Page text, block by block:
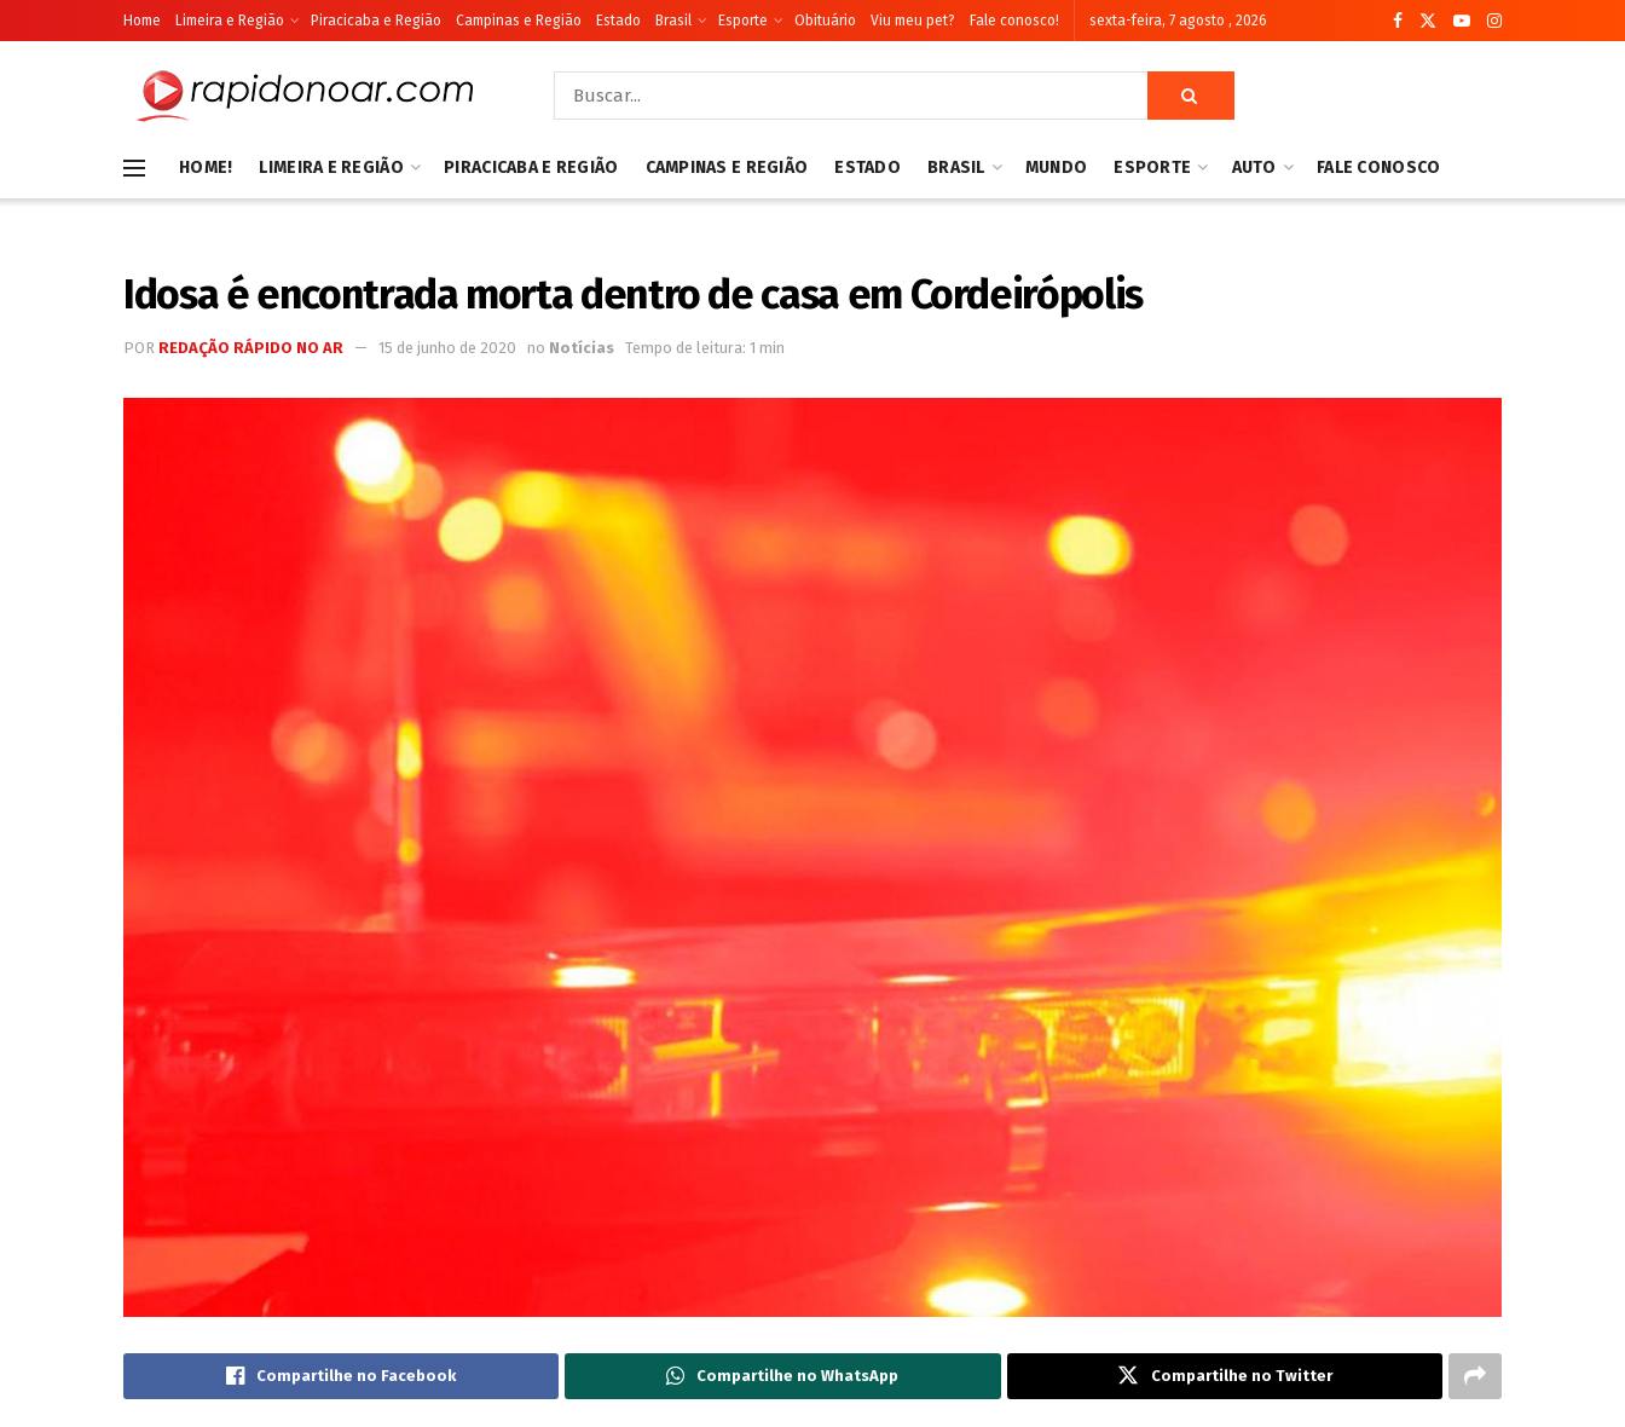
Home Limeira e Região Piracicaba e Região Campinas e Região Estado Brasil Esporte Obituário Viu meu pet? Fale conosco! sexta-feira, 7 agosto , 2026
HOME! LIMEIRA E REGIÃO PIRACICABA E REGIÃO CAMPINAS E REGIÃO ESTADO BRASIL MUNDO ESPORTE AUTO FALE CONOSCO
Idosa é encontrada morta dentro de casa em Cordeirópolis
POR REDAÇÃO RÁPIDO NO AR 15 de junho de 2020 no Notícias Tempo de leitura: 1 min
Compartilhe no Facebook Compartilhe no WhatsApp Compartilhe no Twitter